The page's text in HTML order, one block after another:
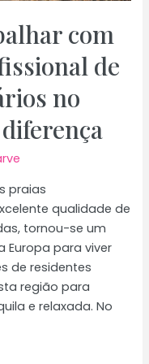
com
de
no
praias
qualidade de
tornou-se um
Europa para viver
de residentes
região para
e relaxada. No